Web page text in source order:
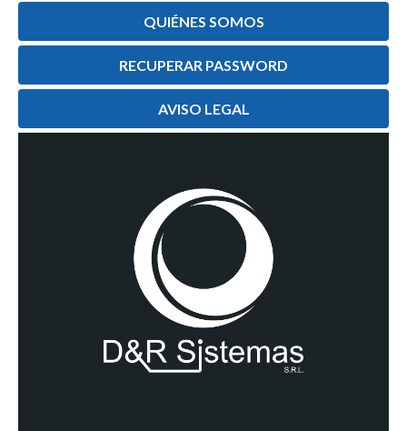
QUIÉNES SOMOS
RECUPERAR PASSWORD
AVISO LEGAL